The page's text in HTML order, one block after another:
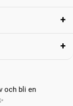
och bli en